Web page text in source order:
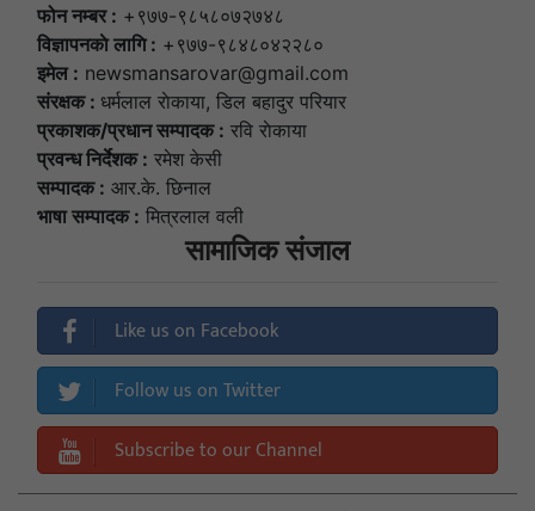
फोन नम्बर : +९७७-९८५८०७२७४८
विज्ञापनकाे लागि : +९७७-९८४८०४२२८०
इमेल : newsmansarovar@gmail.com
संरक्षक : धर्मलाल राेकाया, डिल बहादुर परियार
प्रकाशक/प्रधान सम्पादक : रवि राेकाया
प्रवन्ध निर्देशक : रमेश केसी
सम्पादक : आर.के. छिनाल
भाषा सम्पादक : मित्रलाल वली
सामाजिक संजाल
Like us on Facebook
Follow us on Twitter
Subscribe to our Channel